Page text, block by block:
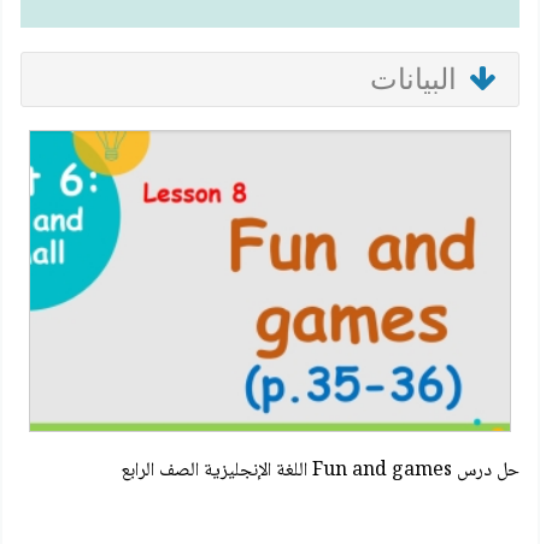
البيانات
حل درس Fun and games اللغة الإنجليزية الصف الرابع